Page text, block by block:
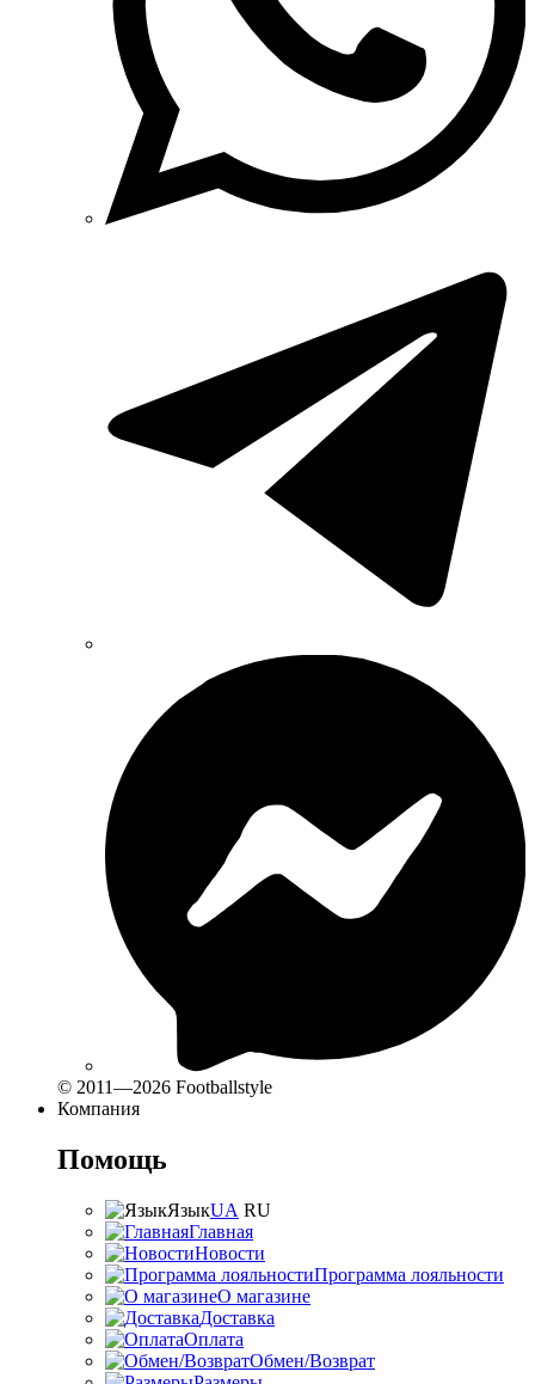
© 2011—2026 Footballstyle
Компания
Помощь
ЯзыкUA RU
Главная
Новости
Программа лояльности
О магазине
Доставка
Оплата
Обмен/Возврат